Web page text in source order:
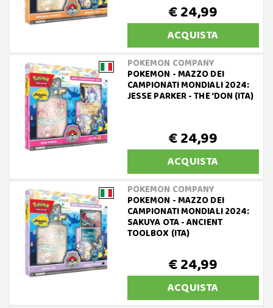
€ 24,99
ACQUISTA
POKEMON COMPANY
POKEMON - MAZZO DEI
CAMPIONATI MONDIALI 2024:
JESSE PARKER - THE ‘DON (ITA)
€ 24,99
ACQUISTA
POKEMON COMPANY
POKEMON - MAZZO DEI
CAMPIONATI MONDIALI 2024:
SAKUYA OTA - ANCIENT
TOOLBOX (ITA)
€ 24,99
ACQUISTA